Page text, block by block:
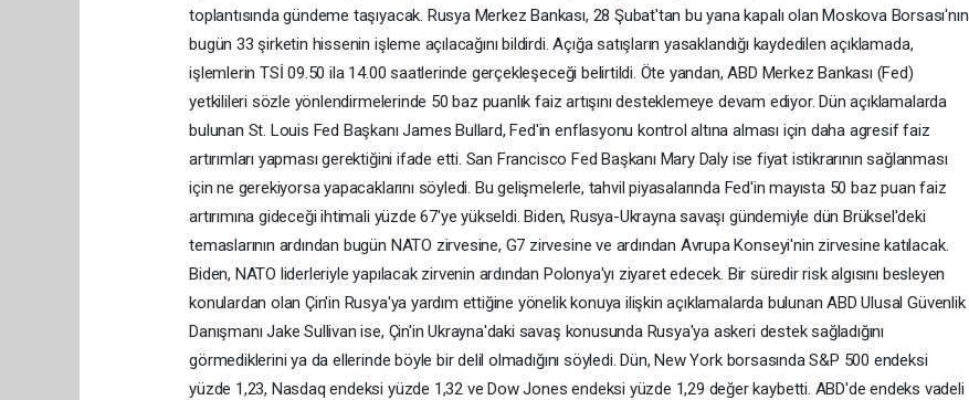
toplantısında gündeme taşıyacak. Rusya Merkez Bankası, 28 Şubat'tan bu yana kapalı olan Moskova Borsası'nın
bugün 33 şirketin hissenin işleme açılacağını bildirdi. Açığa satışların yasaklandığı kaydedilen açıklamada,
işlemlerin TSİ 09.50 ila 14.00 saatlerinde gerçekleşeceği belirtildi. Öte yandan, ABD Merkez Bankası (Fed)
yetkilileri sözle yönlendirmelerinde 50 baz puanlık faiz artışını desteklemeye devam ediyor. Dün açıklamalarda
bulunan St. Louis Fed Başkanı James Bullard, Fed'in enflasyonu kontrol altına alması için daha agresif faiz
artırımları yapması gerektiğini ifade etti. San Francisco Fed Başkanı Mary Daly ise fiyat istikrarının sağlanması
için ne gerekiyorsa yapacaklarını söyledi. Bu gelişmelerle, tahvil piyasalarında Fed'in mayısta 50 baz puan faiz
artırımına gideceği ihtimali yüzde 67'ye yükseldi. Biden, Rusya-Ukrayna savaşı gündemiyle dün Brüksel'deki
temaslarının ardından bugün NATO zirvesine, G7 zirvesine ve ardından Avrupa Konseyi'nin zirvesine katılacak.
Biden, NATO liderleriyle yapılacak zirvenin ardından Polonya'yı ziyaret edecek. Bir süredir risk algısını besleyen
konulardan olan Çin'in Rusya'ya yardım ettiğine yönelik konuya ilişkin açıklamalarda bulunan ABD Ulusal Güvenlik
Danışmanı Jake Sullivan ise, Çin'in Ukrayna'daki savaş konusunda Rusya'ya askeri destek sağladığını
görmediklerini ya da ellerinde böyle bir delil olmadığını söyledi. Dün, New York borsasında S&P 500 endeksi
yüzde 1,23, Nasdaq endeksi yüzde 1,32 ve Dow Jones endeksi yüzde 1,29 değer kaybetti. ABD'de endeks vadeli